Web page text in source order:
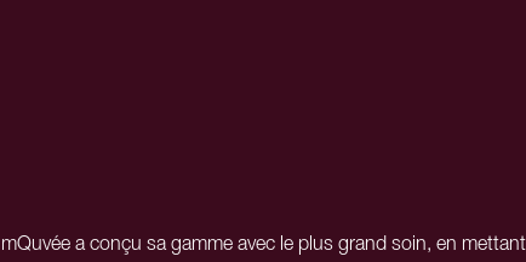
mQuvée a conçu sa gamme avec le plus grand soin, en